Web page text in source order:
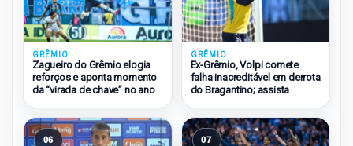
GRÊMIO
Zagueiro do Grêmio elogia
reforços e aponta momento
da “virada de chave” no ano
GRÊMIO
Ex-Grêmio, Volpi comete
falha inacreditável em derrota
do Bragantino; assista
06 07